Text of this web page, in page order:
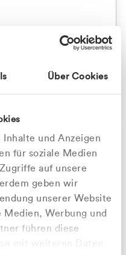
Über Cookies
und Anzeigen
für soziale Medien
auf unsere
geben wir
unserer Website
Medien, Werbung und
führen diese